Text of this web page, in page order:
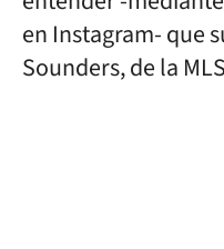
en Instagram- que
Sounders, de la